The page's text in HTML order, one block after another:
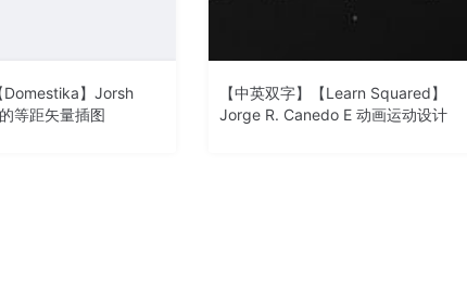
Domestika】Jorsh
等距矢量插图
【中英双字】【Learn Squared】
Jorge R. Canedo E 动画运动设计